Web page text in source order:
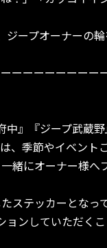
ープオーナーの輪
ーーーーーーーー
』『ジープ武蔵
、季節やイベン
緒にオーナー様へ
ステッカーとなっ
ンしていただくこ